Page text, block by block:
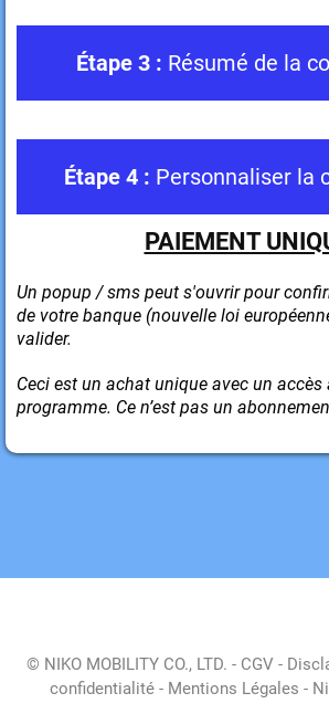
Étape 3 : Résumé de la
Étape 4 : Personnaliser la
PAIEMENT
Un popup / sms peut s'ouvrir pour
de votre banque (nouvelle loi
valider.
Ceci est un achat unique avec un accès
programme. Ce n’est pas un
© NIKO MOBILITY CO., LTD. - CGV -
confidentialité- Mentions Légales -